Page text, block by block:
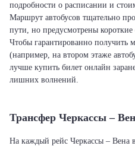
подробности о расписании и
Маршрут автобусов тщательно
пути, но предусмотрены короткие
Чтобы гарантированно получить
(например, на втором этаже
лучше купить билет онлайн
лишних волнений.
Трансфер Черкассы –
На каждый рейс Черкассы – Вена